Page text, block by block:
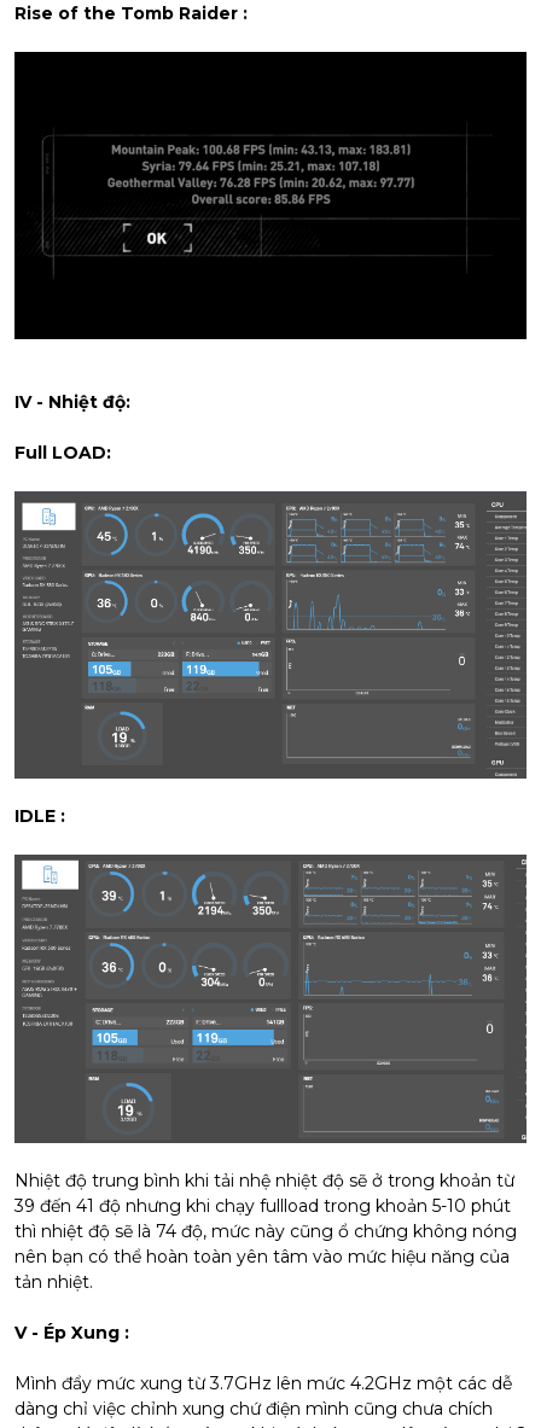
Rise of the Tomb Raider :
IV - Nhiệt độ:
Full LOAD:
IDLE :
Nhiệt độ trung bình khi tải nhệ nhiệt độ sẽ ở trong khoản từ
39 đến 41 độ nhưng khi chạy fullload trong khoản 5-10 phút
thì nhiệt độ sẽ là 74 độ, mức này cũng ổ chứng không nóng
nên bạn có thể hoàn toàn yên tâm vào mức hiệu năng của
tản nhiệt.
V - Ép Xung :
Mình đẩy mức xung từ 3.7GHz lên mức 4.2GHz một các dễ
dàng chỉ việc chỉnh xung chứ điện mình cũng chưa chích